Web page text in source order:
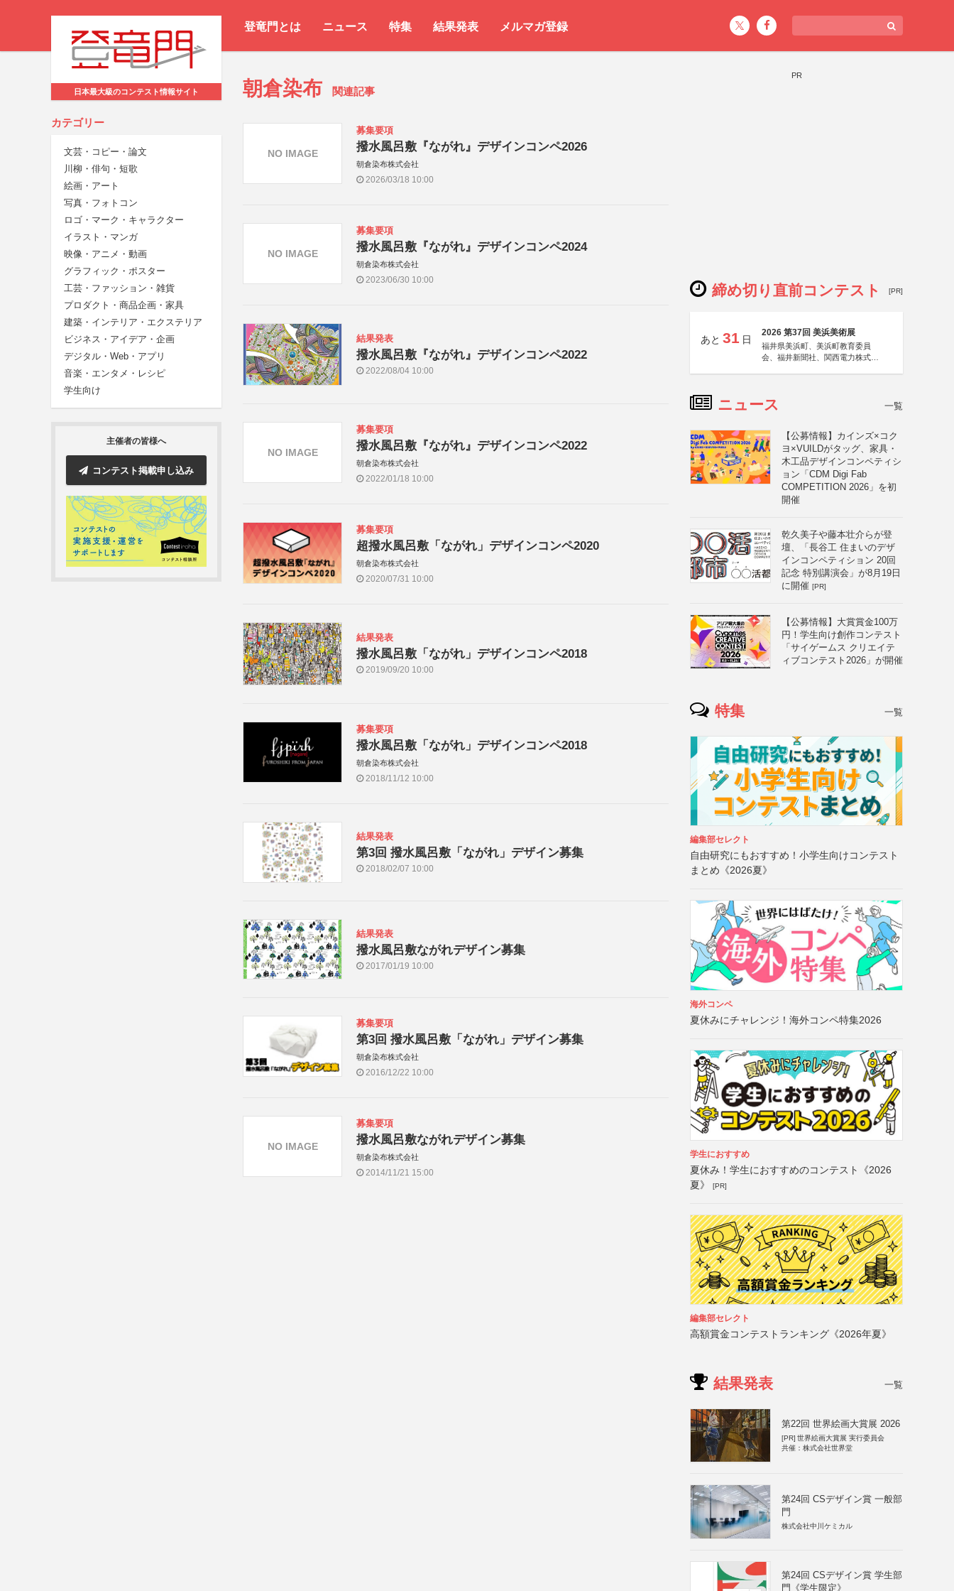
登竜門とは ニュース 特集 結果発表 メルマガ登録
日本最大級のコンテスト情報サイト
カテゴリー
文芸・コピー・論文
川柳・俳句・短歌
絵画・アート
写真・フォトコン
ロゴ・マーク・キャラクター
イラスト・マンガ
映像・アニメ・動画
グラフィック・ポスター
工芸・ファッション・雑貨
プロダクト・商品企画・家具
建築・インテリア・エクステリア
ビジネス・アイデア・企画
デジタル・Web・アプリ
音楽・エンタメ・レシピ
学生向け
主催者の皆様へ
コンテスト掲載申し込み
朝倉染布 関連記事
募集要項
撥水風呂敷『ながれ』デザインコンペ2026
朝倉染布株式会社
2026/03/18 10:00
NO IMAGE
募集要項
撥水風呂敷『ながれ』デザインコンペ2024
朝倉染布株式会社
2023/06/30 10:00
NO IMAGE
結果発表
撥水風呂敷『ながれ』デザインコンペ2022
2022/08/04 10:00
募集要項
撥水風呂敷『ながれ』デザインコンペ2022
朝倉染布株式会社
2022/01/18 10:00
NO IMAGE
募集要項
超撥水風呂敷「ながれ」デザインコンペ2020
朝倉染布株式会社
2020/07/31 10:00
結果発表
撥水風呂敷「ながれ」デザインコンペ2018
2019/09/20 10:00
募集要項
撥水風呂敷「ながれ」デザインコンペ2018
朝倉染布株式会社
2018/11/12 10:00
結果発表
第3回 撥水風呂敷「ながれ」デザイン募集
2018/02/07 10:00
結果発表
撥水風呂敷ながれデザイン募集
2017/01/19 10:00
募集要項
第3回 撥水風呂敷「ながれ」デザイン募集
朝倉染布株式会社
2016/12/22 10:00
募集要項
撥水風呂敷ながれデザイン募集
朝倉染布株式会社
2014/11/21 15:00
NO IMAGE
PR
締め切り直前コンテスト [PR]
あと 31 日
2026 第37回 美浜美術展
福井県美浜町、美浜町教育委員
会、福井新聞社、関西電力株式会
ニュース 一覧
【公募情報】カインズ×コク
ヨ×VUILDがタッグ、家具・
木工品デザインコンペティシ
ョン「CDM Digi Fab
COMPETITION 2026」を初
開催
乾久美子や藤本壮介らが登
壇、「長谷工 住まいのデザ
インコンペティション 20回
記念 特別講演会」が8月19日
に開催 [PR]
【公募情報】大賞賞金100万
円！学生向け創作コンテスト
「サイゲームス クリエイテ
ィブコンテスト2026」が開催
特集 一覧
編集部セレクト
自由研究にもおすすめ！小学生向けコンテスト
まとめ《2026夏》
海外コンペ
夏休みにチャレンジ！海外コンペ特集2026
学生におすすめ
夏休み！学生におすすめのコンテスト《2026
夏》
[PR]
編集部セレクト
高額賞金コンテストランキング《2026年夏》
結果発表 一覧
第22回 世界絵画大賞展 2026
[PR] 世界絵画大賞展 実行委員会
共催：株式会社世界堂
第24回 CSデザイン賞 一般部
門
株式会社中川ケミカル
第24回 CSデザイン賞 学生部
門《学生限定》